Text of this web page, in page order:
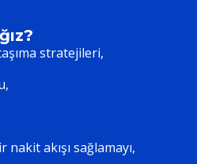
stratejileri,
akışı sağlamayı,